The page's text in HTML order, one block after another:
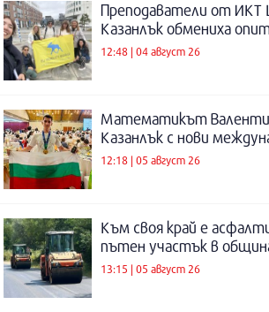
Преподаватели от ИКТ
Казанлък обмениха
12:48 | 04 август 26
Математикът
Казанлък с нови
12:18 | 05 август 26
Към своя край е
пътен участък в
13:15 | 05 август 26